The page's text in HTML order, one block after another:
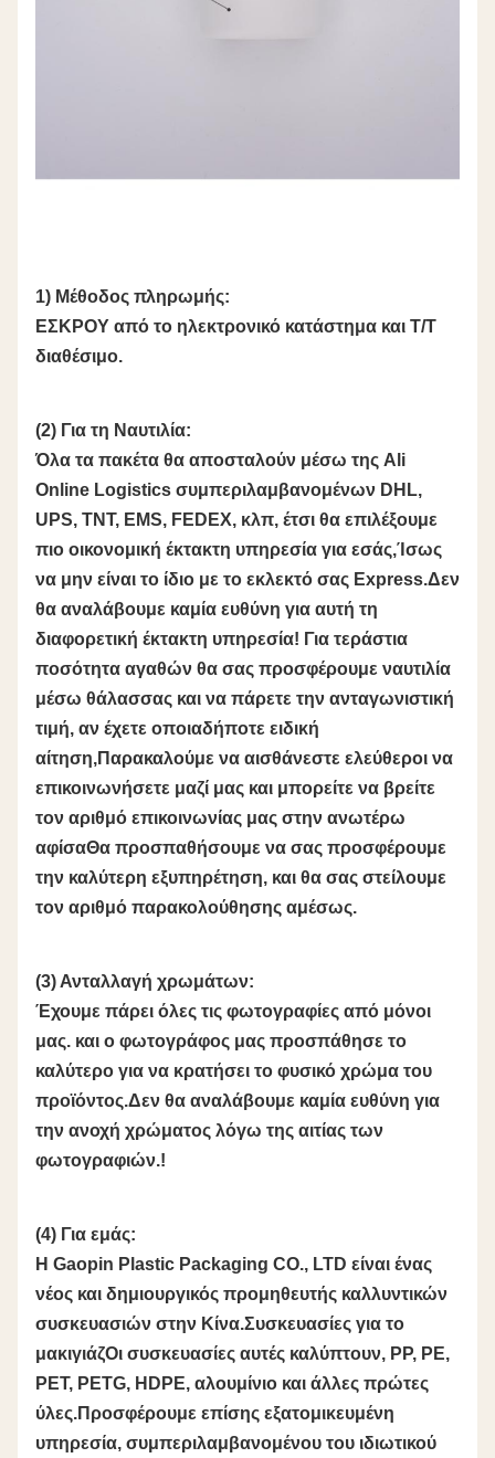
1) Μέθοδος πληρωμής:
ΕΣΚΡΟΥ από το ηλεκτρονικό κατάστημα και T/T
διαθέσιμο.
(2) Για τη Ναυτιλία:
Όλα τα πακέτα θα αποσταλούν μέσω της Ali
Online Logistics συμπεριλαμβανομένων DHL,
UPS, TNT, EMS, FEDEX, κλπ, έτσι θα επιλέξουμε
πιο οικονομική έκτακτη υπηρεσία για εσάς,Ίσως
να μην είναι το ίδιο με το εκλεκτό σας Express.Δεν
θα αναλάβουμε καμία ευθύνη για αυτή τη
διαφορετική έκτακτη υπηρεσία! Για τεράστια
ποσότητα αγαθών θα σας προσφέρουμε ναυτιλία
μέσω θάλασσας και να πάρετε την ανταγωνιστική
τιμή, αν έχετε οποιαδήποτε ειδική
αίτηση,Παρακαλούμε να αισθάνεστε ελεύθεροι να
επικοινωνήσετε μαζί μας και μπορείτε να βρείτε
τον αριθμό επικοινωνίας μας στην ανωτέρω
αφίσαΘα προσπαθήσουμε να σας προσφέρουμε
την καλύτερη εξυπηρέτηση, και θα σας στείλουμε
τον αριθμό παρακολούθησης αμέσως.
(3) Ανταλλαγή χρωμάτων:
Έχουμε πάρει όλες τις φωτογραφίες από μόνοι
μας. και ο φωτογράφος μας προσπάθησε το
καλύτερο για να κρατήσει το φυσικό χρώμα του
προϊόντος.Δεν θα αναλάβουμε καμία ευθύνη για
την ανοχή χρώματος λόγω της αιτίας των
φωτογραφιών.!
(4) Για εμάς:
Η Gaopin Plastic Packaging CO., LTD είναι ένας
νέος και δημιουργικός προμηθευτής καλλυντικών
συσκευασιών στην Κίνα.Συσκευασίες για το
μακιγιάζΟι συσκευασίες αυτές καλύπτουν, PP, PE,
PET, PETG, HDPE, αλουμίνιο και άλλες πρώτες
ύλες.Προσφέρουμε επίσης εξατομικευμένη
υπηρεσία, συμπεριλαμβανομένου του ιδιωτικού